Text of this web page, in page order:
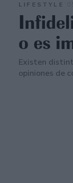
LIFESTYLE
o es
Existen
opiniones de